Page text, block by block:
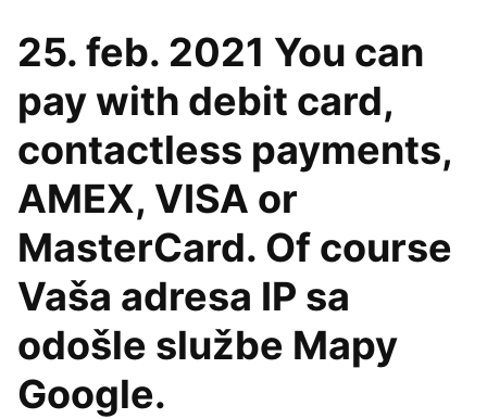
25. feb. 2021 You can
pay with debit card,
contactless payments,
AMEX, VISA or
MasterCard. Of course
Vaša adresa IP sa
odošle službe Mapy
Google.